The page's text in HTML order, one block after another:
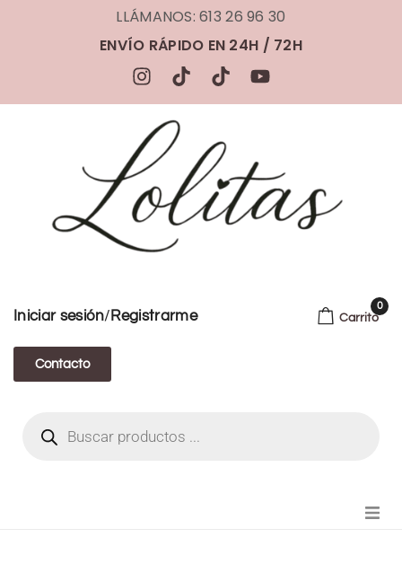
LLÁMANOS: 613 26 96 30
ENVÍO RÁPIDO EN 24H / 72H
Iniciar sesión/ Registrarme
Contacto
Carrito
0